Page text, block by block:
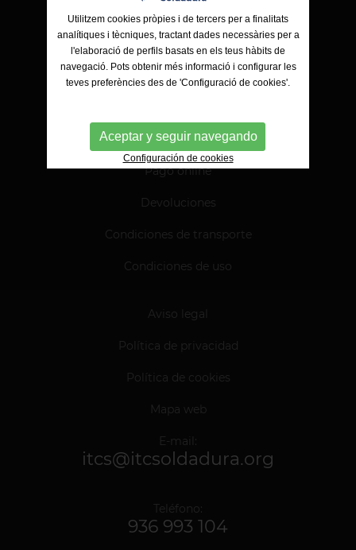
Pago online
Devoluciones
Condiciones de transporte
Condiciones de uso
Aviso legal
Política de privacidad
Política de cookies
Mapa web
E-mail:
itcs@itcsoldadura.org
Teléfono:
936 993 104
Utilitzem cookies pròpies i de tercers per a finalitats
analítiques i tècniques, tractant dades necessàries per a
l'elaboració de perfils basats en els teus hàbits de
navegació. Pots obtenir més informació i configurar les
teves preferències des de 'Configuració de cookies'.
Aceptar y seguir navegando
Configuración de cookies